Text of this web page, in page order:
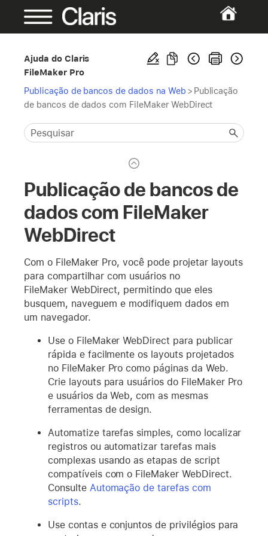
Ajuda do Claris
FileMaker Pro
Publicação de bancos de dados na Web > Publicação
de bancos de dados com FileMaker WebDirect
Publicação de bancos de
dados com FileMaker
WebDirect
Com o FileMaker Pro, você pode projetar layouts
para compartilhar com usuários no
FileMaker WebDirect, permitindo que eles
busquem, naveguem e modifiquem dados em
um navegador.
Use o FileMaker WebDirect para publicar
rápida e facilmente os layouts projetados
no FileMaker Pro como páginas da Web.
Crie layouts para usuários do FileMaker Pro
e usuários da Web, com as mesmas
ferramentas de design.
Automatize tarefas simples, como localizar
registros ou automatizar tarefas mais
complexas usando as etapas de script
compatíveis com o FileMaker WebDirect.
Consulte Automação de tarefas com
scripts.
Use contas e conjuntos de privilégios para